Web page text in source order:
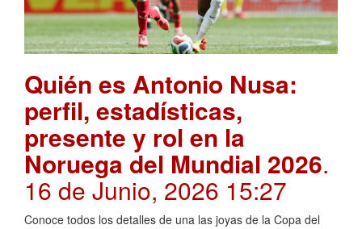
Quién es Antonio Nusa:
perfil, estadísticas,
presente y rol en la
Noruega del Mundial 2026.
16 de Junio, 2026 15:27
Conoce todos los detalles de una las joyas de la Copa del